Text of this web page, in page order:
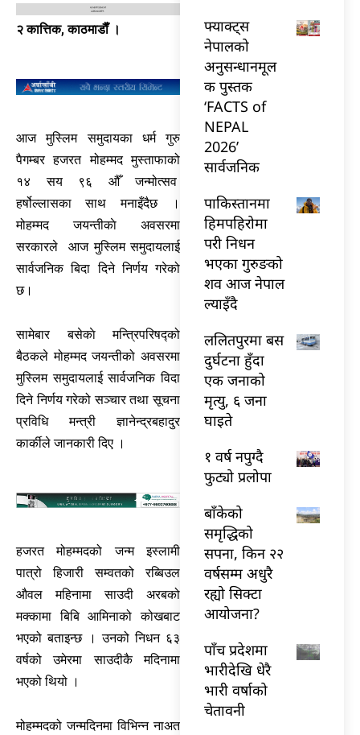
२ कात्तिक, काठमाडाैँ ।
आज मुस्लिम समुदायका धर्म गुरु
पैगम्बर हजरत मोहम्मद मुस्ताफाको
१४ सय ९६ औँ जन्मोत्सव
हर्षोल्लासका साथ मनाइँदैछ ।
मोहम्मद जयन्तीकाे अवसरमा
सरकारले आज मुस्लिम समुदायलाई
सार्वजनिक बिदा दिने निर्णय गरेको
छ।
सामेबार बसेकाे मन्त्रिपरिषद्को
बैठकले मोहम्मद जयन्तीको अवसरमा
मुस्लिम समुदायलाई सार्वजनिक विदा
दिने निर्णय गरेको सञ्चार तथा सूचना
प्रविधि मन्त्री ज्ञानेन्द्रबहादुर
कार्कीले जानकारी दिए ।
हजरत मोहम्मदको जन्म इस्लामी
पात्रो हिजारी सम्वतको रब्बिउल
औवल महिनामा साउदी अरबको
मक्कामा बिबि आमिनाको कोखबाट
भएको बताइन्छ । उनको निधन ६३
वर्षको उमेरमा साउदीकै मदिनामा
भएको थियो ।
मोहम्मदको जन्मदिनमा विभिन्न नाअत
फ्याक्ट्स
नेपालको
अनुसन्धानमूल
क पुस्तक
‘FACTS of
NEPAL
2026’
सार्वजनिक
पाकिस्तानमा
हिमपहिरोमा
परी निधन
भएका गुरुङको
शव आज नेपाल
ल्याइँदै
ललितपुरमा बस
दुर्घटना हुँदा
एक जनाको
मृत्यु, ६ जना
घाइते
१ वर्ष नपुग्दै
फुट्यो प्रलोपा
बाँकेको
समृद्धिको
सपना, किन २२
वर्षसम्म अधुरै
रह्यो सिक्टा
आयोजना?
पाँच प्रदेशमा
भारीदेखि धेरै
भारी वर्षाको
चेतावनी